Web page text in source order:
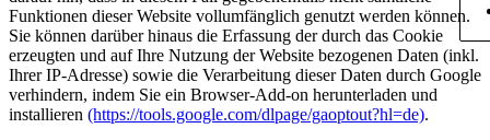
Funktionen dieser Website vollumfänglich genutzt werden können.
Sie können darüber hinaus die Erfassung der durch das Cookie
erzeugten und auf Ihre Nutzung der Website bezogenen Daten (inkl.
Ihrer IP-Adresse) sowie die Verarbeitung dieser Daten durch Google
verhindern, indem Sie ein Browser-Add-on herunterladen und
installieren (https://tools.google.com/dlpage/gaoptout?hl=de).